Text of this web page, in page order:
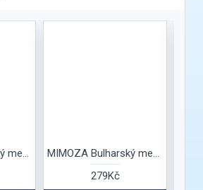
MIMOZA Bulharský med Bylinkový
MIMOZA Bulharský med Červencová kytice
279Kč